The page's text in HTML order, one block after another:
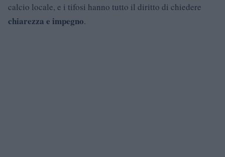
calcio locale, e i tifosi hanno tutto il diritto di chiedere
chiarezza e impegno.